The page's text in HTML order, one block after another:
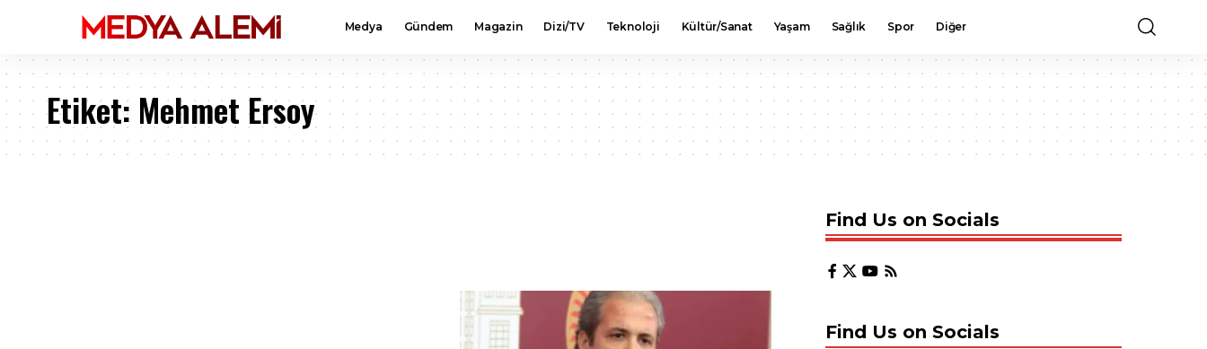
Medya Gündem Magazin Dizi/TV Teknoloji Kültür/Sanat Yaşam Sağlık Spor Diğer
Etiket: Mehmet Ersoy
Find Us on Socials
Find Us on Socials